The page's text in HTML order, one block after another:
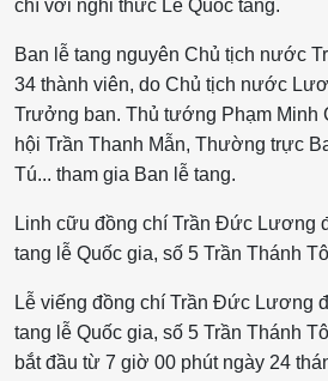
chí với nghi thức Lễ Quốc tang.
Ban lễ tang nguyên Chủ tịch nước
34 thành viên, do Chủ tịch nước
Trưởng ban. Thủ tướng Phạm Minh
hội Trần Thanh Mẫn, Thường trực
Tú... tham gia Ban lễ tang.
Linh cữu đồng chí Trần Đức Lương
tang lễ Quốc gia, số 5 Trần Thánh
Lễ viếng đồng chí Trần Đức Lương
tang lễ Quốc gia, số 5 Trần Thánh
bắt đầu từ 7 giờ 00 phút ngày 24